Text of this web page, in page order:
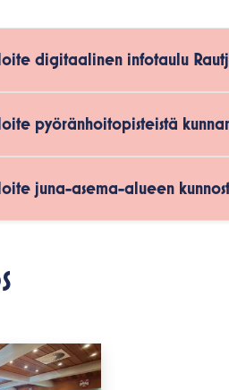
digitaalinen infotaulu
pyöränhoitopisteistä
juna-asema-alueen